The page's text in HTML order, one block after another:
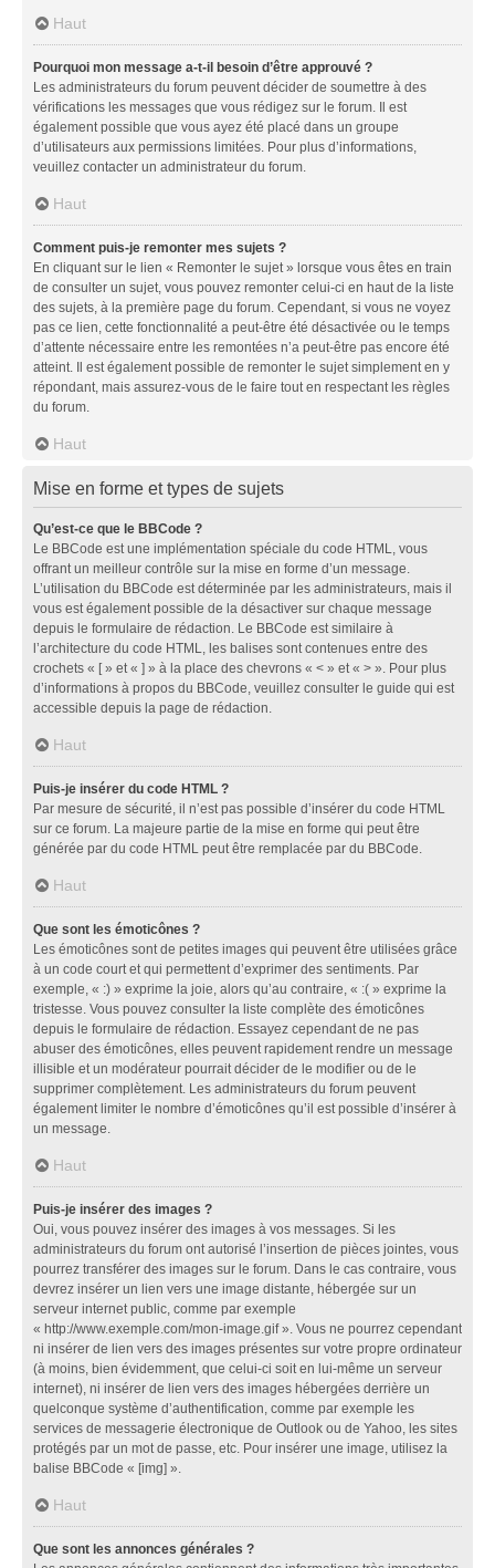
Haut
Pourquoi mon message a-t-il besoin d’être approuvé ?
Les administrateurs du forum peuvent décider de soumettre à des
vérifications les messages que vous rédigez sur le forum. Il est
également possible que vous ayez été placé dans un groupe
d’utilisateurs aux permissions limitées. Pour plus d’informations,
veuillez contacter un administrateur du forum.
Haut
Comment puis-je remonter mes sujets ?
En cliquant sur le lien « Remonter le sujet » lorsque vous êtes en train
de consulter un sujet, vous pouvez remonter celui-ci en haut de la liste
des sujets, à la première page du forum. Cependant, si vous ne voyez
pas ce lien, cette fonctionnalité a peut-être été désactivée ou le temps
d’attente nécessaire entre les remontées n’a peut-être pas encore été
atteint. Il est également possible de remonter le sujet simplement en y
répondant, mais assurez-vous de le faire tout en respectant les règles
du forum.
Haut
Mise en forme et types de sujets
Qu’est-ce que le BBCode ?
Le BBCode est une implémentation spéciale du code HTML, vous
offrant un meilleur contrôle sur la mise en forme d’un message.
L’utilisation du BBCode est déterminée par les administrateurs, mais il
vous est également possible de la désactiver sur chaque message
depuis le formulaire de rédaction. Le BBCode est similaire à
l’architecture du code HTML, les balises sont contenues entre des
crochets « [ » et « ] » à la place des chevrons « < » et « > ». Pour plus
d’informations à propos du BBCode, veuillez consulter le guide qui est
accessible depuis la page de rédaction.
Haut
Puis-je insérer du code HTML ?
Par mesure de sécurité, il n’est pas possible d’insérer du code HTML
sur ce forum. La majeure partie de la mise en forme qui peut être
générée par du code HTML peut être remplacée par du BBCode.
Haut
Que sont les émoticônes ?
Les émoticônes sont de petites images qui peuvent être utilisées grâce
à un code court et qui permettent d’exprimer des sentiments. Par
exemple, « :) » exprime la joie, alors qu’au contraire, « :( » exprime la
tristesse. Vous pouvez consulter la liste complète des émoticônes
depuis le formulaire de rédaction. Essayez cependant de ne pas
abuser des émoticônes, elles peuvent rapidement rendre un message
illisible et un modérateur pourrait décider de le modifier ou de le
supprimer complètement. Les administrateurs du forum peuvent
également limiter le nombre d’émoticônes qu’il est possible d’insérer à
un message.
Haut
Puis-je insérer des images ?
Oui, vous pouvez insérer des images à vos messages. Si les
administrateurs du forum ont autorisé l’insertion de pièces jointes, vous
pourrez transférer des images sur le forum. Dans le cas contraire, vous
devrez insérer un lien vers une image distante, hébergée sur un
serveur internet public, comme par exemple
« http://www.exemple.com/mon-image.gif ». Vous ne pourrez cependant
ni insérer de lien vers des images présentes sur votre propre ordinateur
(à moins, bien évidemment, que celui-ci soit en lui-même un serveur
internet), ni insérer de lien vers des images hébergées derrière un
quelconque système d’authentification, comme par exemple les
services de messagerie électronique de Outlook ou de Yahoo, les sites
protégés par un mot de passe, etc. Pour insérer une image, utilisez la
balise BBCode « [img] ».
Haut
Que sont les annonces générales ?